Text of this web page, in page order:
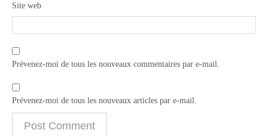
Site web
Prévenez-moi de tous les nouveaux commentaires par e-mail.
Prévenez-moi de tous les nouveaux articles par e-mail.